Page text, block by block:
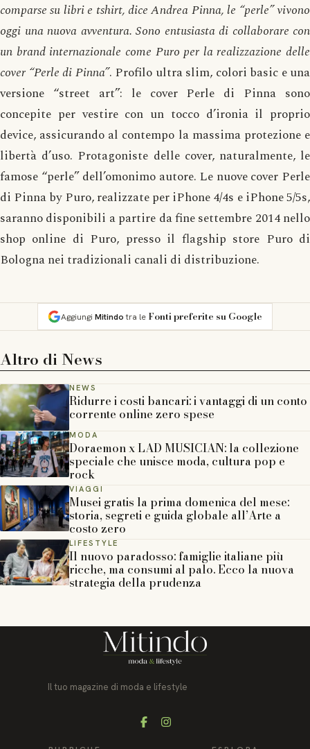
comparse su libri e tshirt, dice Andrea Pinna, le “perle” vivono
oggi una nuova avventura. Sono entusiasta di collaborare con
un brand internazionale come Puro per la realizzazione delle
cover “Perle di Pinna”. Profilo ultra slim, colori basic e una
versione “street art”: le cover Perle di Pinna sono
concepite per vestire con un tocco d’ironia il proprio
device, assicurando al contempo la massima protezione e
libertà d’uso. Protagoniste delle cover, naturalmente, le
famose “perle” dell’omonimo autore. Le nuove cover Perle
di Pinna by Puro, realizzate per iPhone 4/4s e iPhone 5/5s,
saranno disponibili a partire da fine settembre 2014 nello
shop online di Puro, presso il flagship store Puro di
Bologna nei tradizionali canali di distribuzione.
Aggiungi Mitindotra le Fonti preferite su Google
Altro di News
NEWS
Ridurre i costi bancari: i vantaggi di un conto
corrente online zero spese
MODA
Doraemon x LAD MUSICIAN: la collezione
speciale che unisce moda, cultura pop e
rock
VIAGGI
Musei gratis la prima domenica del mese:
storia, segreti e guida globale all’Arte a
costo zero
LIFESTYLE
Il nuovo paradosso: famiglie italiane più
ricche, ma consumi al palo. Ecco la nuova
strategia della prudenza
Il tuo magazine di moda e lifestyle
FacebookInstagram